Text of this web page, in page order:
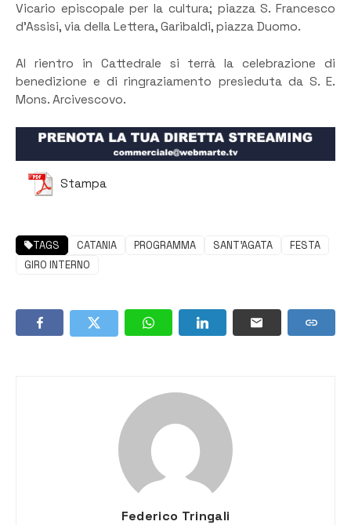
Vicario episcopale per la cultura; piazza S. Francesco
d’Assisi, via della Lettera, Garibaldi, piazza Duomo.
Al rientro in Cattedrale si terrà la celebrazione di
benedizione e di ringraziamento presieduta da S. E.
Mons. Arcivescovo.
Stampa
TAGS CATANIA PROGRAMMA SANT’AGATA
FESTA
GIRO INTERNO
Federico Tringali